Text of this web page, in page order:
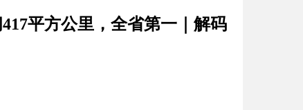
平方公里，全省第一｜解码